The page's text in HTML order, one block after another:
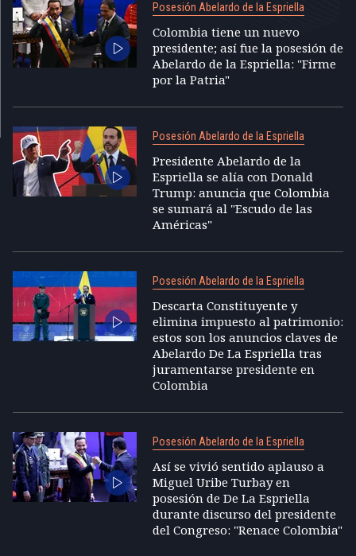
Posesión Abelardo de la Espriella
Colombia tiene un nuevo
presidente; así fue la posesión de
Abelardo de la Espriella: "Firme
por la Patria"
Posesión Abelardo de la Espriella
Presidente Abelardo de la
Espriella se alía con Donald
Trump: anuncia que Colombia
se sumará al "Escudo de las
Américas"
Posesión Abelardo de la Espriella
Descarta Constituyente y
elimina impuesto al patrimonio:
estos son los anuncios claves de
Abelardo De La Espriella tras
juramentarse presidente en
Colombia
Posesión Abelardo de la Espriella
Así se vivió sentido aplauso a
Miguel Uribe Turbay en
posesión de De La Espriella
durante discurso del presidente
del Congreso: "Renace Colombia"